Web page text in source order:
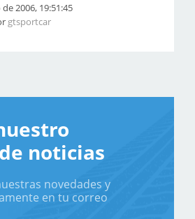
2006, 19:51:45
gtsportcar
noticias
novedades y
en tu correo